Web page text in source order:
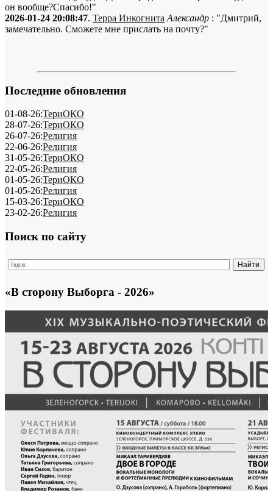
он вообще?Спасибо!"
2026-01-24 20:08:47. Терра Инкогнита Александр : "Дмитрий,
замечательно. Сможете мне прислать на почту?"
Последние обновления
01-08-26:ТериОКО
28-07-26:ТериОКО
26-07-26:Религия
22-06-26:Религия
31-05-26:ТериОКО
22-05-26:Религия
01-05-26:ТериОКО
01-05-26:Религия
15-03-26:ТериОКО
23-02-26:Религия
Поиск по сайту
«В сторону Выборга - 2026»